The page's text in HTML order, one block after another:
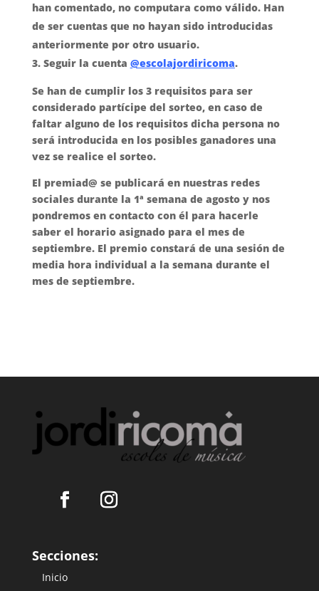
han comentado, no computara como válido. Han
de ser cuentas que no hayan sido introducidas
anteriormente por otro usuario.
Seguir la cuenta @escolajordiricoma.
Se han de cumplir los 3 requisitos para ser
considerado partícipe del sorteo, en caso de
faltar alguno de los requisitos dicha persona no
será introducida en los posibles ganadores una
vez se realice el sorteo.
El premiad@ se publicará en nuestras redes
sociales durante la 1ª semana de agosto y nos
pondremos en contacto con él para hacerle
saber el horario asignado para el mes de
septiembre. El premio constará de una sesión de
media hora individual a la semana durante el
mes de septiembre.
Secciones:
Inicio